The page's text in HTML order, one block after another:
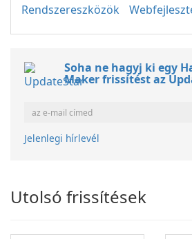
Rendszereszközök
Soha ne hagyj ki egy
Maker frissítést az
Jelenlegi hírlevél
Utolsó frissítések